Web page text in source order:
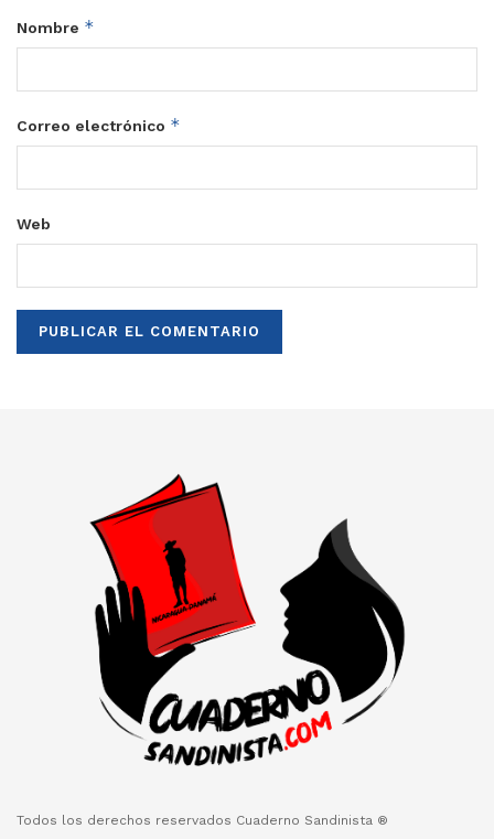
Nombre *
Correo electrónico *
Web
Todos los derechos reservados Cuaderno Sandinista ®